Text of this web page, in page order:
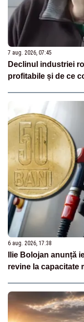
7 aug. 2026, 07:45
Declinul industriei
profitabile și de ce
6 aug. 2026, 17:38
Ilie Bolojan anunță
revine la capacitate